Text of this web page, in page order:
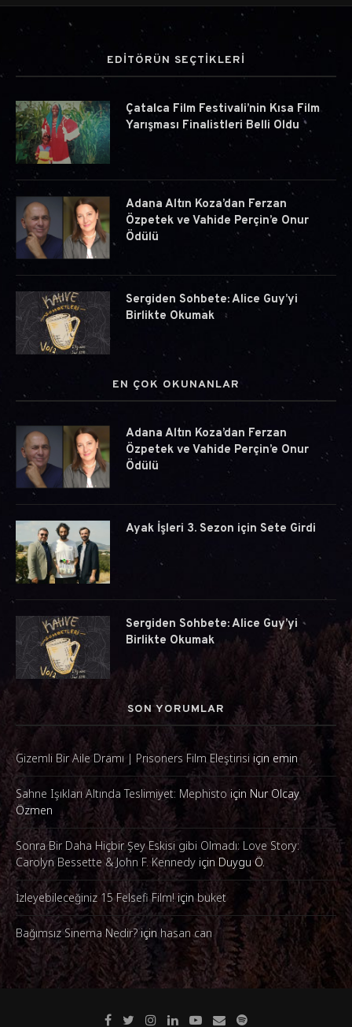
EDİTÖRÜN SEÇTİKLERİ
Çatalca Film Festivali’nin Kısa Film
Yarışması Finalistleri Belli Oldu
Adana Altın Koza’dan Ferzan
Özpetek ve Vahide Perçin’e Onur
Ödülü
Sergiden Sohbete: Alice Guy’yi
Birlikte Okumak
EN ÇOK OKUNANLAR
Adana Altın Koza’dan Ferzan
Özpetek ve Vahide Perçin’e Onur
Ödülü
Ayak İşleri 3. Sezon için Sete Girdi
Sergiden Sohbete: Alice Guy’yi
Birlikte Okumak
SON YORUMLAR
Gizemli Bir Aile Dramı | Prisoners Film Eleştirisi için emin
Sahne Işıkları Altında Teslimiyet: Mephisto için Nur Olcay
Özmen
Sonra Bir Daha Hiçbir Şey Eskisi gibi Olmadı: Love Story:
Carolyn Bessette & John F. Kennedy için Duygu Ö.
İzleyebileceğiniz 15 Felsefi Film!içinbuket
Bağımsız Sinema Nedir?için hasan can